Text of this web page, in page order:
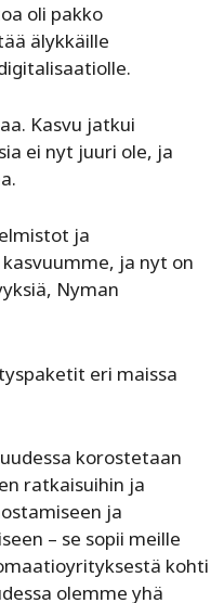
oli pakko
älykkäille
Kasvu jatkui
ei nyt juuri ole, ja
ja
ja nyt on
Nyman
eri maissa
korostetaan
ratkaisuihin ja
ja
– se sopii meille
kohti
olemme yhä